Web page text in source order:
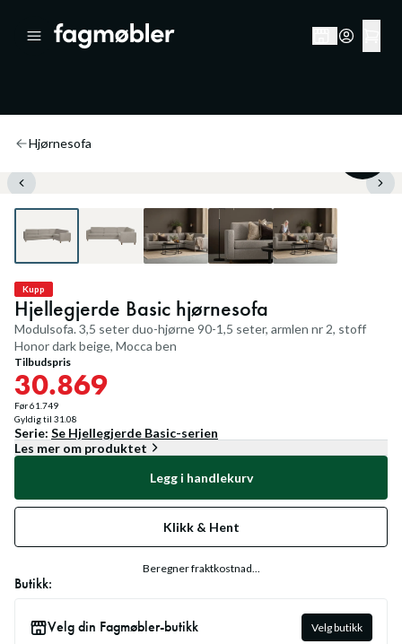
Hjørnesofa
Kupp
Hjellegjerde Basic hjørnesofa
Modulsofa. 3,5 seter duo-hjørne 90-1,5 seter, armlen nr 2, stoff
Honor dark beige, Mocca ben
Tilbudspris
30.869
Før61.749
Gyldig til 31.08
Serie: Se Hjellegjerde Basic-serien
Les mer om produktet
Legg i handlekurv
Klikk & Hent
Beregner fraktkostnad...
Butikk:
Velg din Fagmøbler-butikk Velg butikk